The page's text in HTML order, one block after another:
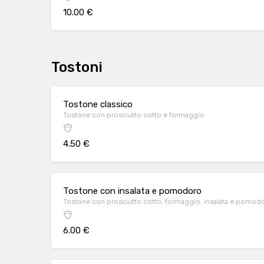
10.00 €
Tostoni
Tostone classico
Tostone con prosciutto cotto e formaggio
4.50 €
Tostone con insalata e pomodoro
Tostone con prosciutto cotto, formaggio, insalata e
6.00 €